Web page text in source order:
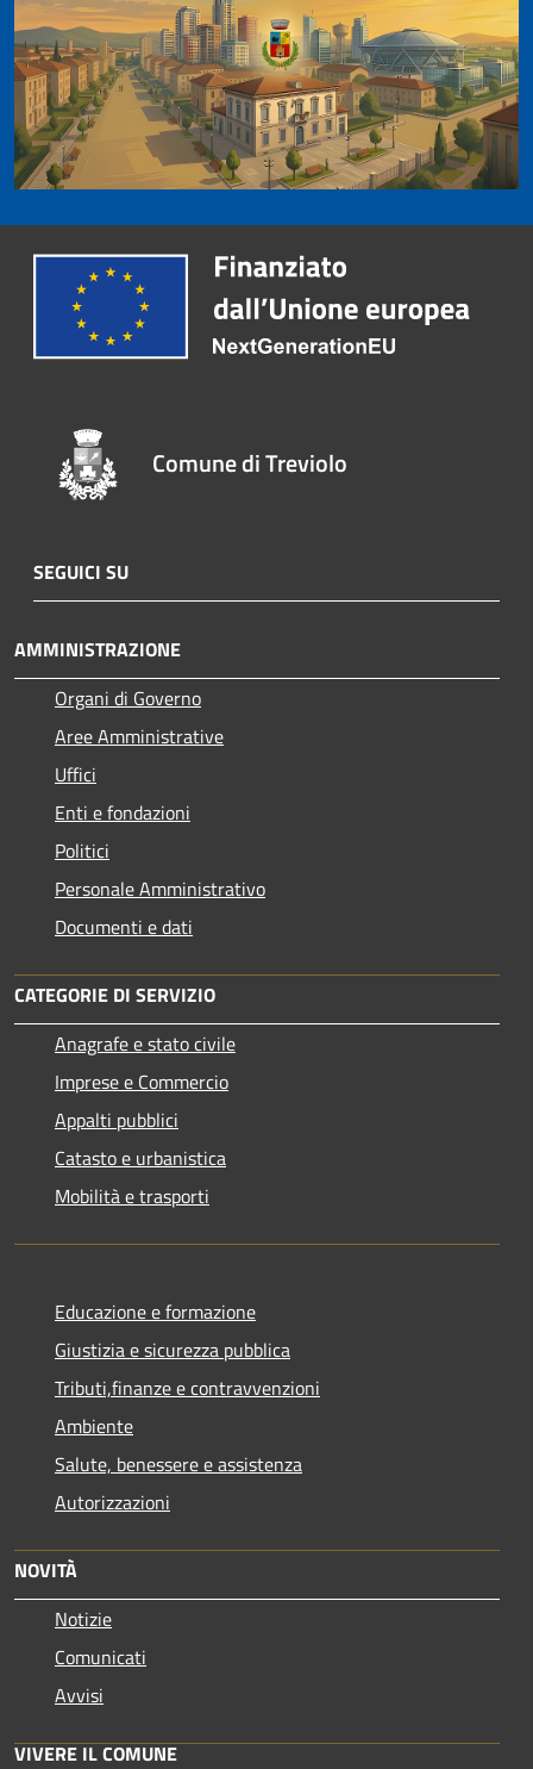
Comune di Treviolo
SEGUICI SU
AMMINISTRAZIONE
Organi di Governo
Aree Amministrative
Uffici
Enti e fondazioni
Politici
Personale Amministrativo
Documenti e dati
CATEGORIE DI SERVIZIO
Anagrafe e stato civile
Imprese e Commercio
Appalti pubblici
Catasto e urbanistica
Mobilità e trasporti
Educazione e formazione
Giustizia e sicurezza pubblica
Tributi,finanze e contravvenzioni
Ambiente
Salute, benessere e assistenza
Autorizzazioni
NOVITÀ
Notizie
Comunicati
Avvisi
VIVERE IL COMUNE